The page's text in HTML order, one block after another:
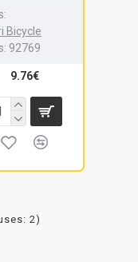
Bicycle
92769
9.76€
2)